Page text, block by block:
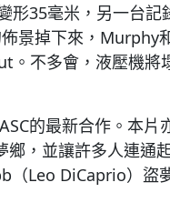
形35毫米，另一台記
景掉下來，Murphy
。不多會，液壓機將
的最新合作。本片
鄉，並讓許多人連通
（Leo DiCaprio）盜